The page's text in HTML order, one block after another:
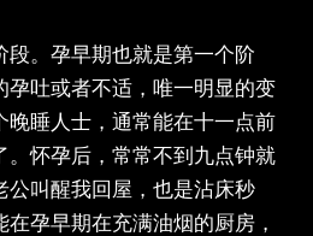
。孕早期也就是第一个阶
孕吐或者不适，唯一明显的变
晚睡人士，通常能在十一点前
。怀孕后，常常不到九点钟就
公叫醒我回屋，也是沾床秒
孕早期在充满油烟的厨房，